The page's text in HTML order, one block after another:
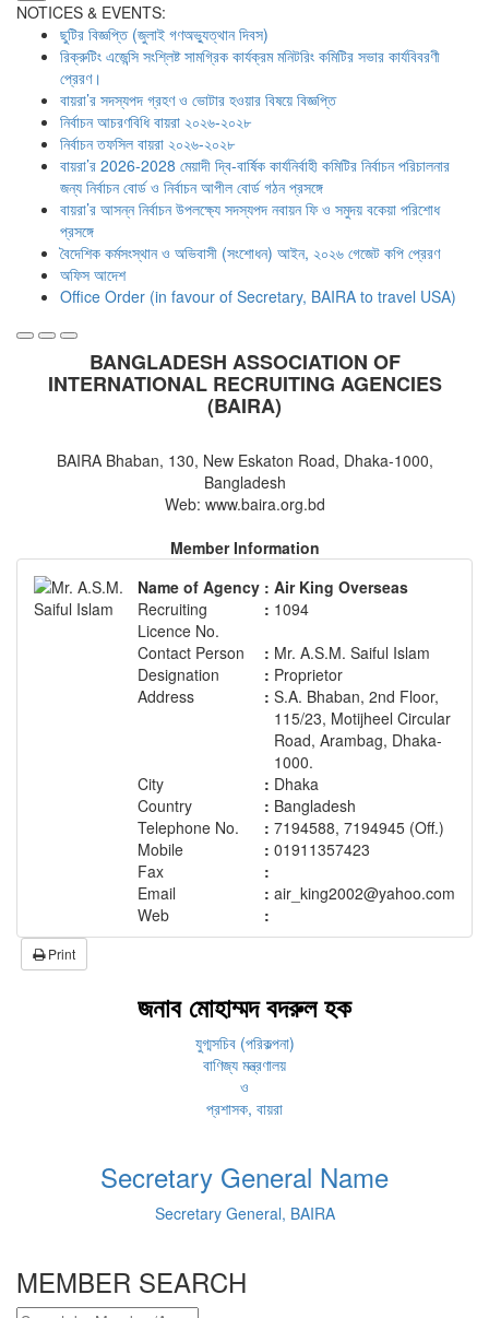
NOTICES & EVENTS:
ছুটির বিজ্ঞপ্তি (জুলাই গণঅভ্যুত্থান দিবস)
রিক্রুটিং এজেন্সি সংশ্লিষ্ট সামগ্রিক কার্যক্রম মনিটরিং কমিটির সভার কার্যবিবরণী
প্রেরণ।
বায়রা’র সদস্যপদ গ্রহণ ও ভোটার হওয়ার বিষয়ে বিজ্ঞপ্তি
নির্বাচন আচরণবিধি বায়রা ২০২৬-২০২৮
নির্বাচন তফসিল বায়রা ২০২৬-২০২৮
বায়রা’র 2026-2028 মেয়াদী দ্বি-বার্ষিক কার্যনির্বাহী কমিটির নির্বাচন পরিচালনার
জন্য নির্বাচন বোর্ড ও নির্বাচন আপীল বোর্ড গঠন প্রসঙ্গে
বায়রা’র আসন্ন নির্বাচন উপলক্ষ্যে সদস্যপদ নবায়ন ফি ও সমুদয় বকেয়া পরিশোধ
প্রসঙ্গে
বৈদেশিক কর্মসংস্থান ও অভিবাসী (সংশোধন) আইন, ২০২৬ গেজেট কপি প্রেরণ
অফিস আদেশ
Office Order (in favour of Secretary, BAIRA to travel USA)
BANGLADESH ASSOCIATION OF
INTERNATIONAL RECRUITING AGENCIES
(BAIRA)
BAIRA Bhaban, 130, New Eskaton Road, Dhaka-1000,
Bangladesh
Web: www.baira.org.bd
Member Information
Name of Agency : Air King Overseas
Recruiting
Licence No.
: 1094
Contact Person
: Mr. A.S.M. Saiful Islam
Designation
: Proprietor
Address
: S.A. Bhaban, 2nd Floor,
115/23, Motijheel Circular
Road, Arambag, Dhaka-
1000.
City
: Dhaka
Country
: Bangladesh
Telephone No.
: 7194588, 7194945 (Off.)
Mobile
: 01911357423
Fax
:
Email
: air_king2002@yahoo.com
Web
:
Print
জনাব মোহাম্মদ বদরুল হক
যুগ্মসচিব (পরিকল্পনা)
বাণিজ্য মন্ত্রণালয়
ও
প্রশাসক, বায়রা
Secretary General Name
Secretary General, BAIRA
MEMBER SEARCH